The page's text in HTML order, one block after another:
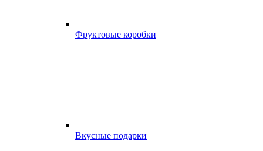
Фруктовые коробки
Вкусные подарки